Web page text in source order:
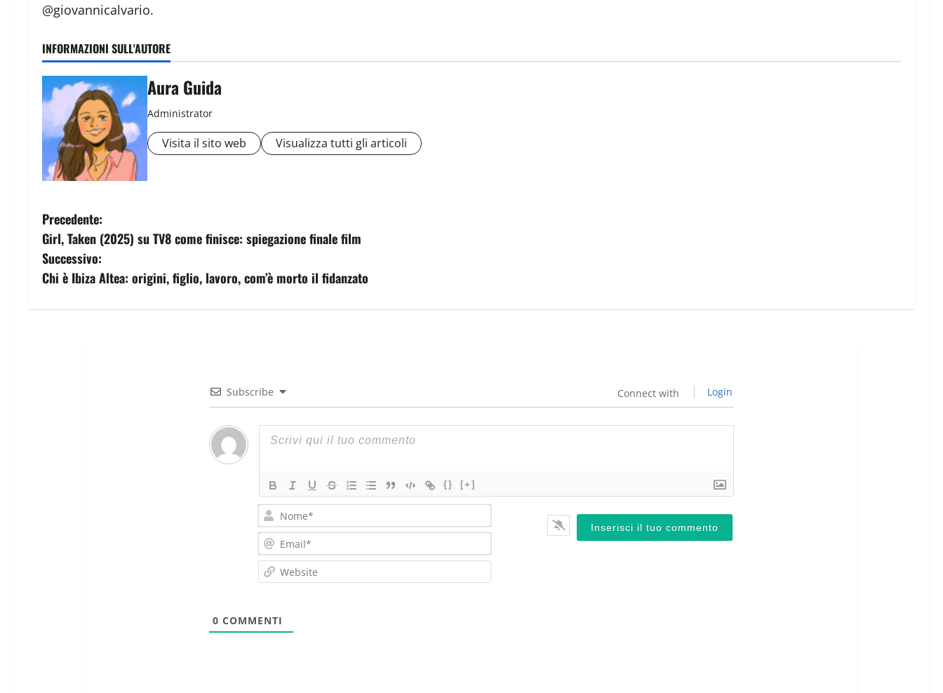
@giovannicalvario.
INFORMAZIONI SULL'AUTORE
Aura Guida
Administrator
Visita il sito web Visualizza tutti gli articoli
Precedente:
Girl, Taken (2025) su TV8 come finisce: spiegazione finale film
Successivo:
Chi è Ibiza Altea: origini, figlio, lavoro, com’è morto il fidanzato
Subscribe Connect with Login
{} [+]
0 COMMENTI